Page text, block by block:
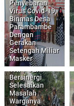
Penyebaran
Virus Covid-19,
Binmas Desa
Parambambe
Dengan
Gerakan
Setengah Miliar
Masker
TNI-POLRI
Bersinergi
Selesaikan
Masalah
Warganya